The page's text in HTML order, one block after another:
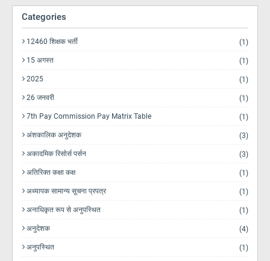
Categories
12460 शिक्षक भर्ती (1)
15 अगस्त (1)
2025 (1)
26 जनवरी (1)
7th Pay Commission Pay Matrix Table (1)
अंशकालिक अनुदेशक (3)
अकादमिक रिसोर्स पर्सन (3)
अतिरिक्त कक्षा कक्ष (1)
अध्यापक सामान्य सूचना प्रपत्र (1)
अनाधिकृत रूप से अनुपस्थित (1)
अनुदेशक (4)
अनुपस्थित (1)